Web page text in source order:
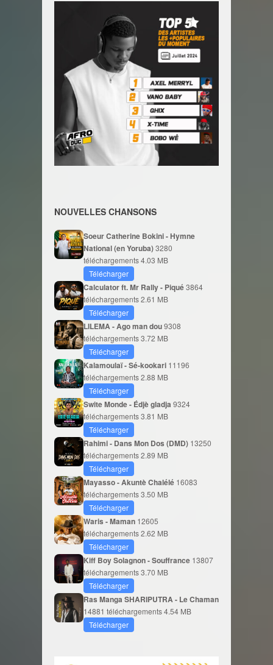
NOUVELLES CHANSONS
Soeur Catherine Bokini - Hymne
National (en Yoruba)3280
téléchargements4.03 MB
Télécharger
Calculator ft. Mr Rally - Piqué3864
téléchargements2.61 MB
Télécharger
LILEMA - Ago man dou9308
téléchargements3.72 MB
Télécharger
Kalamoulaï - Sé-kookari 11196
téléchargements2.88 MB
Télécharger
Swite Monde - Édjè gladja 9324
téléchargements3.81 MB
Télécharger
Rahimi - Dans Mon Dos (DMD) 13250
téléchargements2.89 MB
Télécharger
Mayasso - Akuntè Chalélé 16083
téléchargements3.50 MB
Télécharger
Waris - Maman 12605
téléchargements2.62 MB
Télécharger
Kiff Boy Solagnon - Souffrance 13807
téléchargements3.70 MB
Télécharger
Ras Manga SHARIPUTRA - Le Chaman
14881 téléchargements4.54 MB
Télécharger